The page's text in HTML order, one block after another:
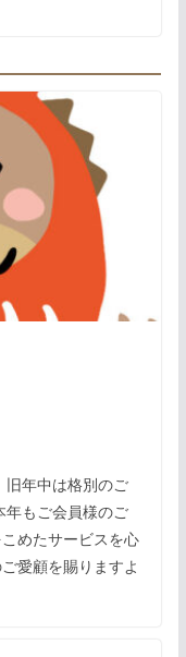
旧年中は格別のご
年もご会員様のご
めたサービスを心
愛顧を賜りますよ